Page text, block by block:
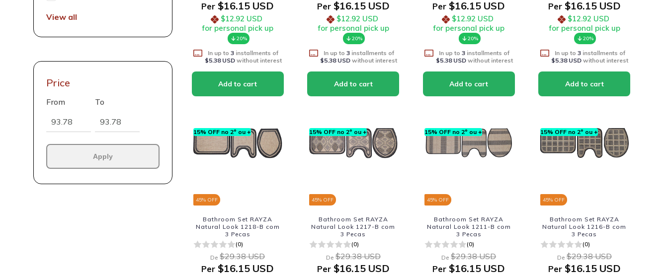
View all
Price
From To
Apply
Per $16.15 USD
$12.92 USD
for personal pick up
20%
In up to3 installments of
$5.38 USDwithout interest
Per$16.15 USD
$12.92 USD
for personal pick up
20%
In up to 3installments of
$5.38 USD without interest
Per $16.15 USD
$12.92 USD
for personal pick up
20%
In up to3 installments of
$5.38 USDwithout interest
Per$16.15 USD
$12.92 USD
for personal pick up
20%
In up to 3installments of
$5.38 USD without interest
15% OFF no 2º ou +
45% OFF
Bathroom Set RAYZA
Natural Look 1218-B com
3 Pecas
(0)
De $29.38 USD
Per $16.15 USD
15% OFF no 2º ou +
45% OFF
Bathroom Set RAYZA
Natural Look 1217-B com
3 Pecas
(0)
De $29.38 USD
Per$16.15 USD
15% OFF no 2º ou +
45% OFF
Bathroom Set RAYZA
Natural Look 1211-B com
3 Pecas
(0)
De $29.38 USD
Per $16.15 USD
15% OFF no 2º ou +
45% OFF
Bathroom Set RAYZA
Natural Look 1216-B com
3 Pecas
(0)
De $29.38 USD
Per$16.15 USD